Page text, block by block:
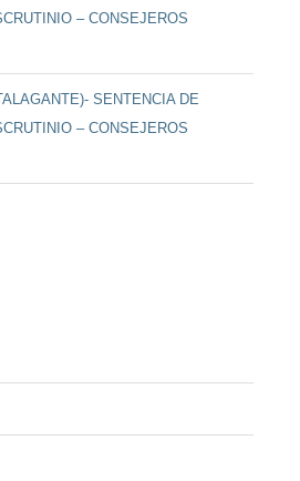
– CONSEJEROS
SENTENCIA DE
– CONSEJEROS